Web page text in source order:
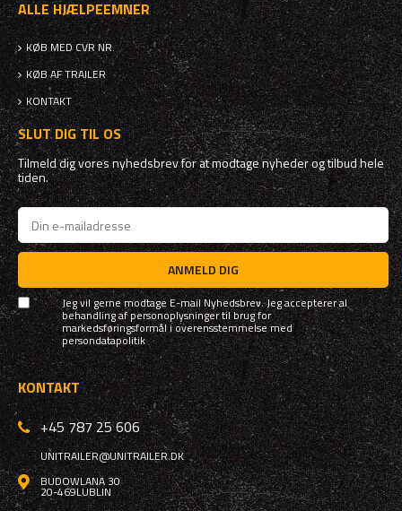
ALLE HJÆLPEEMNER
KØB MED CVR NR.
KØB AF TRAILER
KONTAKT
SLUT DIG TIL OS
Tilmeld dig vores nyhedsbrev for at modtage nyheder og tilbud hele
tiden.
ANMELD DIG
Jeg vil gerne modtage E-mail Nyhedsbrev. Jeg accepterer al
behandling af personoplysninger til brug for
markedsføringsformål i overensstemmelse med
persondatapolitik
KONTAKT
+45 787 25 606
UNITRAILER@UNITRAILER.DK
BUDOWLANA 30
20-469LUBLIN